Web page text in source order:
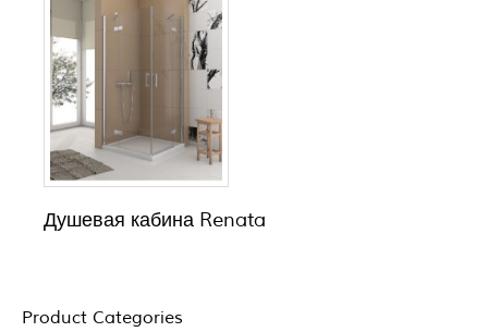
Душевая кабина Renata
Product Categories